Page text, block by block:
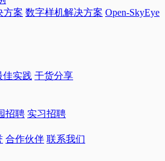
方案 数字样机解决方案 Open-SkyEye
佳实践 干货分享
招聘 实习招聘
合作伙伴 联系我们